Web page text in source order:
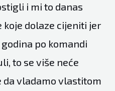
i mi to danas
koje dolaze cijeniti jer
po komandi
to se više neće
da vladamo vlastitom